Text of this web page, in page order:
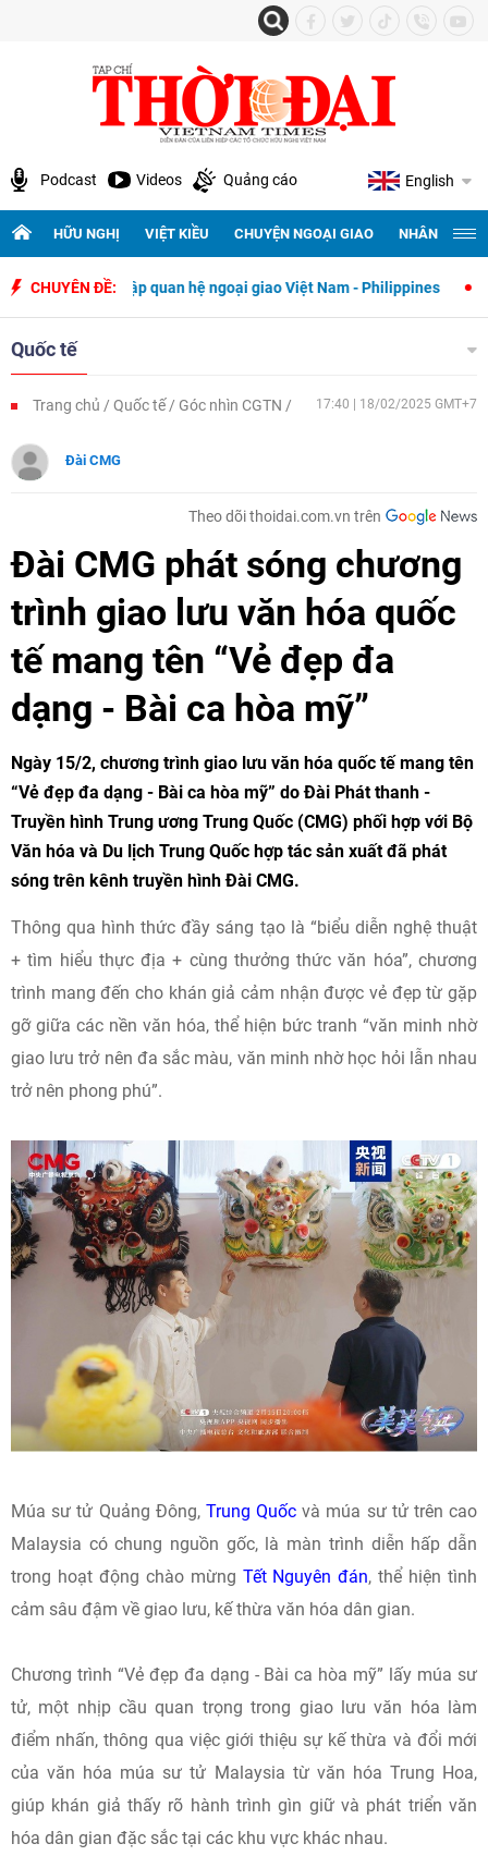
Podcast Videos Quảng cáo English
HỮU NGHỊ VIỆT KIỀU CHUYỆN NGOẠI GIAO NHÂN
CHUYÊN ĐỀ:
lập quan hệ ngoại giao Việt Nam - Philippines 500 ngày
Quốc tế
Trang chủ Quốc tế Góc nhìn CGTN 17:40 | 18/02/2025 GMT+7
Đài CMG
Theo dõi thoidai.com.vn trên
Đài CMG phát sóng chương
trình giao lưu văn hóa quốc
tế mang tên “Vẻ đẹp đa
dạng - Bài ca hòa mỹ”
Ngày 15/2, chương trình giao lưu văn hóa quốc tế mang tên
“Vẻ đẹp đa dạng - Bài ca hòa mỹ” do Đài Phát thanh -
Truyền hình Trung ương Trung Quốc (CMG) phối hợp với Bộ
Văn hóa và Du lịch Trung Quốc hợp tác sản xuất đã phát
sóng trên kênh truyền hình Đài CMG.
Thông qua hình thức đầy sáng tạo là “biểu diễn nghệ thuật
+ tìm hiểu thực địa + cùng thưởng thức văn hóa”, chương
trình mang đến cho khán giả cảm nhận được vẻ đẹp từ gặp
gỡ giữa các nền văn hóa, thể hiện bức tranh “văn minh nhờ
giao lưu trở nên đa sắc màu, văn minh nhờ học hỏi lẫn nhau
trở nên phong phú”.
Múa sư tử Quảng Đông, Trung Quốc và múa sư tử trên cao
Malaysia có chung nguồn gốc, là màn trình diễn hấp dẫn
trong hoạt động chào mừng Tết Nguyên đán, thể hiện tình
cảm sâu đậm về giao lưu, kế thừa văn hóa dân gian.
Chương trình “Vẻ đẹp đa dạng - Bài ca hòa mỹ” lấy múa sư
tử, một nhịp cầu quan trọng trong giao lưu văn hóa làm
điểm nhấn, thông qua việc giới thiệu sự kế thừa và đổi mới
của văn hóa múa sư tử Malaysia từ văn hóa Trung Hoa,
giúp khán giả thấy rõ hành trình gìn giữ và phát triển văn
hóa dân gian đặc sắc tại các khu vực khác nhau.